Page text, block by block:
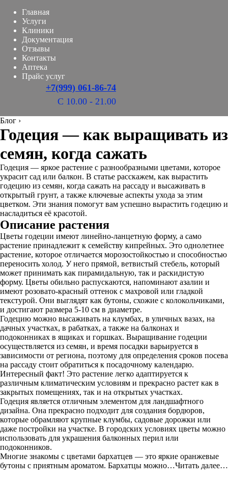
Главная
Услуги
Клиники
Документация
Отзывы
Контакты
Аптека
Прайс услуг
+7(999) 061-86-74
С 10.00 - 21.00
Блог ›
Годеция — как выращивать из
семян, когда сажать
Годеция — яркое растение с разнообразными цветами, которое
украсит сад или балкон. В статье расскажем, как вырастить
годецию из семян, когда сажать на рассаду и высаживать в
открытый грунт, а также ключевые аспекты ухода за этим
цветком. Эти знания помогут вам успешно вырастить годецию и
насладиться её красотой.
Описание растения
Цветы годеции имеют линейно-ланцетную форму, а само
растение принадлежит к семейству кипрейных. Это однолетнее
растение, которое отличается морозостойкостью и способностью
переносить холод. У него прямой, ветвистый стебель, который
может принимать как пирамидальную, так и раскидистую
форму. Цветы обильно распускаются, напоминают азалии и
имеют розовато-красный оттенок с махровой или гладкой
текстурой. Они выглядят как бутоны, схожие с колокольчиками,
и достигают размера 5-10 см в диаметре.
Годецию можно высаживать на клумбах, в уличных вазах, на
дачных участках, в рабатках, а также на балконах и
подоконниках в ящиках и горшках. Выращивание годеции
осуществляется из семян, и время посадки варьируется в
зависимости от региона, поэтому для определения сроков посева
на рассаду стоит обратиться к посадочному календарю.
Интересный факт! Это растение легко адаптируется к
различным климатическим условиям и прекрасно растет как в
закрытых помещениях, так и на открытых участках.
Годеция является отличным элементом для ландшафтного
дизайна. Она прекрасно подходит для создания бордюров,
которые обрамляют крупные клумбы, садовые дорожки или
даже постройки на участке. В городских условиях цветы можно
использовать для украшения балконных перил или
подоконников.
Многие знакомы с цветами бархатцев — это яркие оранжевые
бутоны с приятным ароматом. Бархатцы можно…Читать далее…